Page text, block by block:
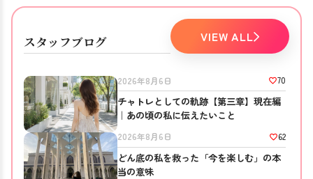
スタッフブログ VIEW ALL
2026年8月6日 70
チャトレとしての軌跡【第三章】現在編
｜あの頃の私に伝えたいこと
2026年8月6日 62
どん底の私を救った「今を楽しむ」の本
当の意味